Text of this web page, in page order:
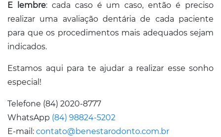
E lembre: cada caso é um caso, então é preciso
realizar uma avaliação dentária de cada paciente
para que os procedimentos mais adequados sejam
indicados.
Estamos aqui para te ajudar a realizar esse sonho
especial!
Telefone (84) 2020-8777
WhatsApp (84) 98824-5202
E-mail: contato@benestarodonto.com.br